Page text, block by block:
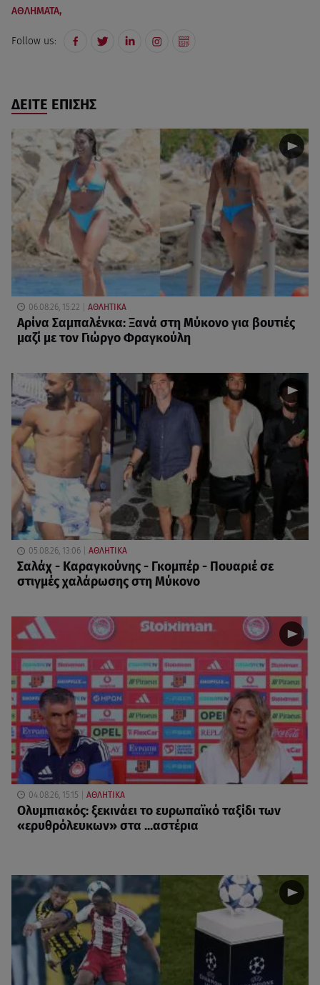
ΑΘΛΗΜΑΤΑ,
Follow us:
ΔΕΙΤΕ ΕΠΙΣΗΣ
06.08.26, 15:22 ΑΘΛΗΤΙΚΑ
Αρίνα Σαμπαλένκα: Ξανά στη Μύκονο για βουτιές
μαζί με τον Γιώργο Φραγκούλη
05.08.26, 13:06 ΑΘΛΗΤΙΚΑ
Σαλάχ - Καραγκούνης - Γκομπέρ - Πουαριέ σε
στιγμές χαλάρωσης στη Μύκονο
04.08.26, 15:15 ΑΘΛΗΤΙΚΑ
Ολυμπιακός: ξεκινάει το ευρωπαϊκό ταξίδι των
«ερυθρόλευκων» στα ...αστέρια